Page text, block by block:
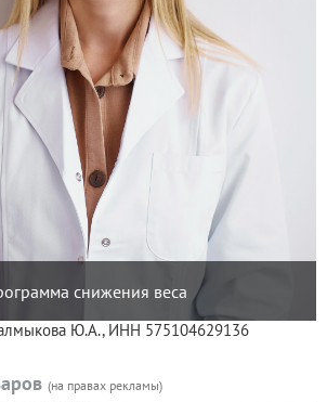
снижения веса
Ю.А., ИНН 575104629136
(на правах рекламы)